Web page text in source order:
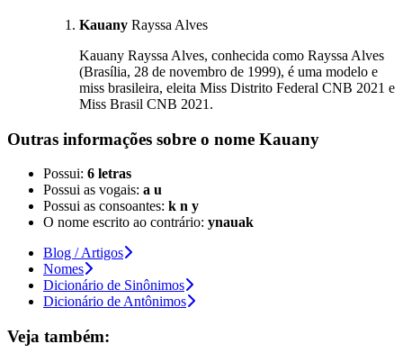
Kauany Rayssa Alves
Kauany Rayssa Alves, conhecida como Rayssa Alves
(Brasília, 28 de novembro de 1999), é uma modelo e
miss brasileira, eleita Miss Distrito Federal CNB 2021 e
Miss Brasil CNB 2021.
Outras informações sobre o nome Kauany
Possui: 6 letras
Possui as vogais: a u
Possui as consoantes: k n y
O nome escrito ao contrário: ynauak
Blog / Artigos
Nomes
Dicionário de Sinônimos
Dicionário de Antônimos
Veja também: